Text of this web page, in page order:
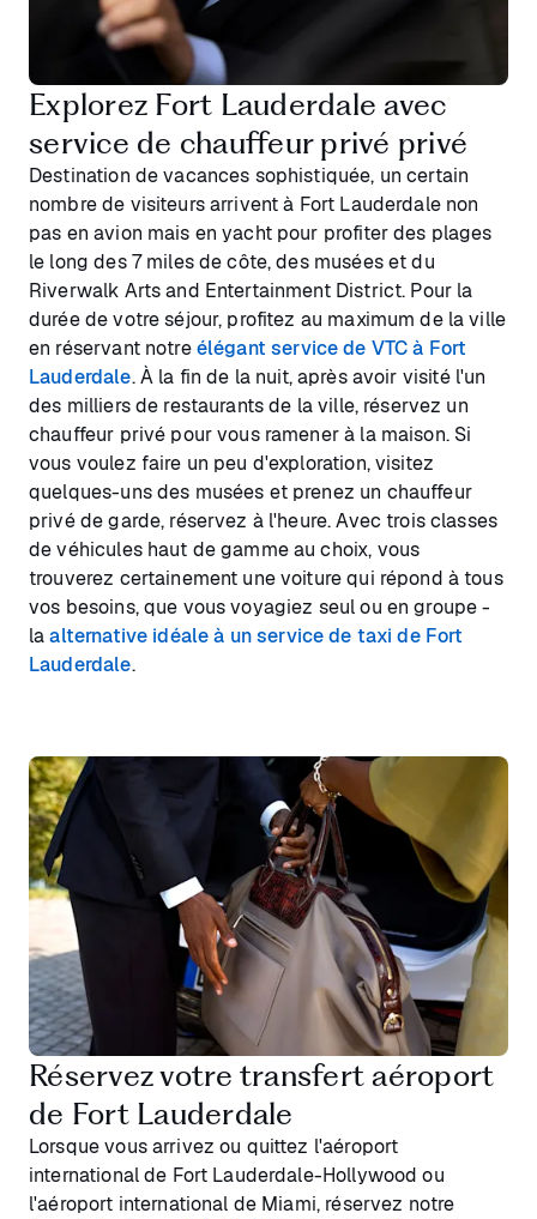
Explorez Fort Lauderdale avec
service de chauffeur privé privé
Destination de vacances sophistiquée, un certain
nombre de visiteurs arrivent à Fort Lauderdale non
pas en avion mais en yacht pour profiter des plages
le long des 7 miles de côte, des musées et du
Riverwalk Arts and Entertainment District. Pour la
durée de votre séjour, profitez au maximum de la ville
en réservant notreélégant service de VTC à Fort
Lauderdale. À la fin de la nuit, après avoir visité l'un
des milliers de restaurants de la ville, réservez un
chauffeur privé pour vous ramener à la maison. Si
vous voulez faire un peu d'exploration, visitez
quelques-uns des musées et prenez un chauffeur
privé de garde, réservez à l'heure. Avec trois classes
de véhicules haut de gamme au choix, vous
trouverez certainement une voiture qui répond à tous
vos besoins, que vous voyagiez seul ou en groupe -
laalternative idéale à un service de taxi de Fort
Lauderdale.
Réservez votre transfert aéroport
de Fort Lauderdale
Lorsque vous arrivez ou quittez l'aéroport
international de Fort Lauderdale-Hollywood ou
l'aéroport international de Miami, réservez notre